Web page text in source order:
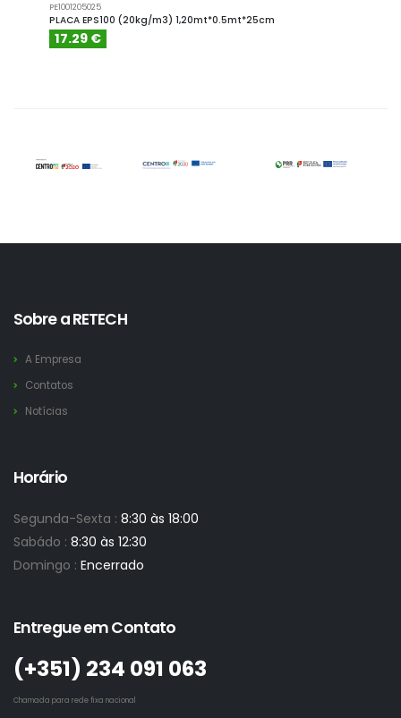
PE1001205025
PLACA EPS100 (20kg/m3) 1,20mt*0.5mt*25cm
17.29 €
Sobre a RETECH
A Empresa
Contatos
Notícias
Horário
Segunda-Sexta : 8:30 às 18:00
Sabádo : 8:30 às 12:30
Domingo : Encerrado
Entregue em Contato
(+351)­ 234 091 063
Chamada para rede fixa nacional